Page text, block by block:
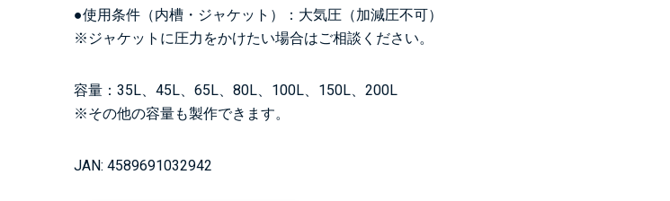
●使用条件（内槽・ジャケット）：大気圧（加減圧不可）
※ジャケットに圧力をかけたい場合はご相談ください。
容量：35L、45L、65L、80L、100L、150L、200L
※その他の容量も製作できます。
JAN: 4589691032942